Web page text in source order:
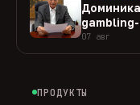
закона
07 авг
ПРОДУКТЫ